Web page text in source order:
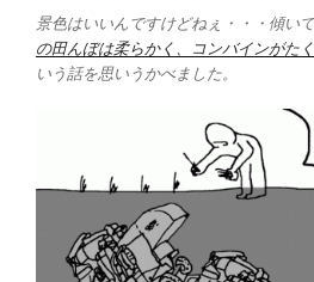
景色はいいんですけどねぇ・・・傾い
の田んぼは柔らかく、コンバインがた
いう話を思いうかべました。